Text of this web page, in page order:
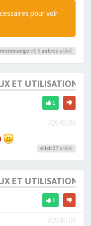
pour voir
et 6 autres a liké
ET UTILISATION,
1
#2946156
elixir27 a liké
ET UTILISATION,
1
#2946166